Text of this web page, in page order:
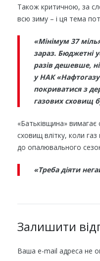
Також критичною, за
всю зиму – і ця тема
«Мінімум 37
зараз. Бюджетні
разів дешевше,
у НАК
покриватися з
газових сховищ
«Батьківщина» вимагає
сховищ влітку, коли
до опалювального
«Треба діяти
Залишити
Ваша e-mail адреса не